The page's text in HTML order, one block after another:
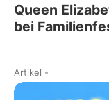
Queen
bei
Artikel -